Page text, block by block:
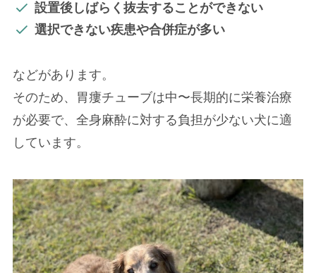
設置後しばらく抜去することができない
選択できない疾患や合併症が多い
などがあります。
そのため、胃瘻チューブは中〜長期的に栄養治療
が必要で、全身麻酔に対する負担が少ない犬に適
しています。